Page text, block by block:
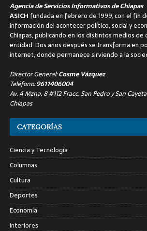
Agencia de Servicios Informativos de Chiapas
ASICH fundada en febrero de 1999, con el fin
información del acontecer político, social y
Chiapas, publicando en los distintos medios de
entidad. Dos años después se transforma en
internet, donde permanece sirviendo a la
Director General:Cosme Vázquez
Teléfono:9611406004
Av. 4 Mzna. 8 #112 Fracc. San Pedro y San
Chiapas
CATEGORÍAS
Ciencia y Tecnología
Columnas
Cultura
Deportes
Economía
Interiores